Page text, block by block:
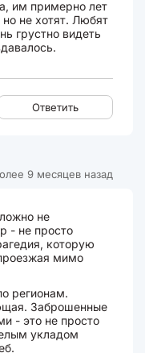
им примерно лет
но не хотят. Любят
грустно видеть
Ответить
9 месяцев назад
не
- не просто
которую
мимо
регионам.
Заброшенные
- это не просто
укладом